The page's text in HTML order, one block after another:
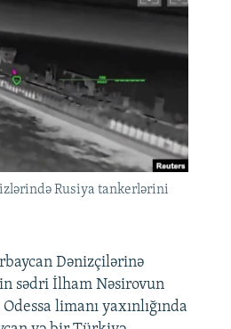
Rusiya tankerlərini
Dənizçilərinə
sədri İlham Nəsirovun
limanı yaxınlığında